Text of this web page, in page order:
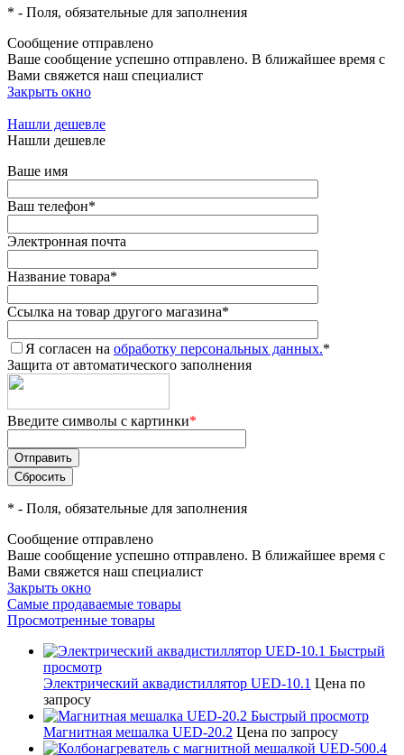
* - Поля, обязательные для заполнения
Сообщение отправлено
Ваше сообщение успешно отправлено. В ближайшее время с
Вами свяжется наш специалист
Закрыть окно
Нашли дешевле
Нашли дешевле
Ваше имя
Ваш телефон*
Электронная почта
Название товара*
Ссылка на товар другого магазина*
Я согласен на обработку персональных данных.*
Защита от автоматического заполнения
Введите символы с картинки*
* - Поля, обязательные для заполнения
Сообщение отправлено
Ваше сообщение успешно отправлено. В ближайшее время с
Вами свяжется наш специалист
Закрыть окно
Самые продаваемые товары
Просмотренные товары
Быстрый
просмотр
Электрический аквадистиллятор UED-10.1 Цена по
запросу
Быстрый просмотр
Магнитная мешалка UED-20.2 Цена по запросу